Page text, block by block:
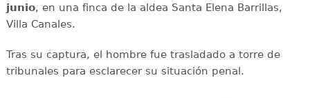
junio, en una finca de la aldea Santa Elena Barrillas,
Villa Canales.
Tras su captura, el hombre fue trasladado a torre de
tribunales para esclarecer su situación penal.